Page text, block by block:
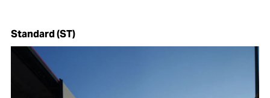
Standard (ST)